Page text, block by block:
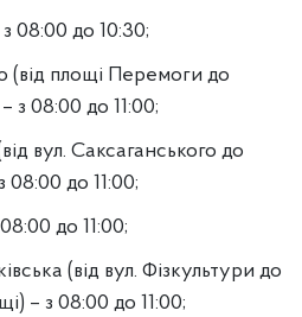
08:00 до 10:30;
(від площі Перемоги до
з 08:00 до 11:00;
вул. Саксаганського до
08:00 до 11:00;
до 11:00;
(від вул. Фізкультури до
– з 08:00 до 11:00;